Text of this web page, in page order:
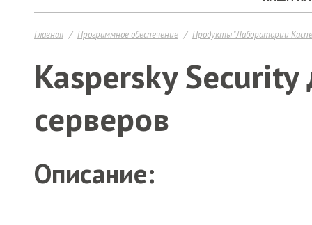
Главная Программное обеспечение Продукты "Лаборатории
Kaspersky
серверов
Описание: